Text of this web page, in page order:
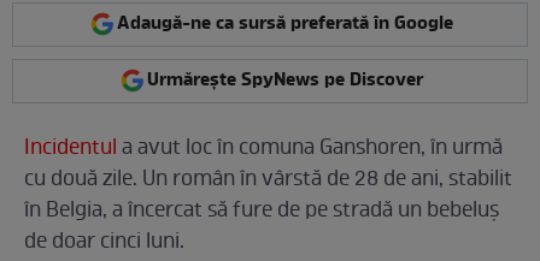
Adaugă-ne ca sursă preferată în Google
Urmărește SpyNews pe Discover
Incidentula avut loc în comuna Ganshoren, în urmă
cu două zile. Un român în vârstă de 28 de ani, stabilit
în Belgia, a încercat să fure de pe stradă un bebeluș
de doar cinci luni.